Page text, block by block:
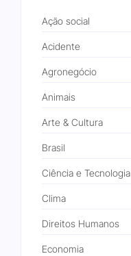
Ação social
Acidente
Agronegócio
Animais
Arte & Cultura
Brasil
Ciência e Tecnologia
Clima
Direitos Humanos
Economia